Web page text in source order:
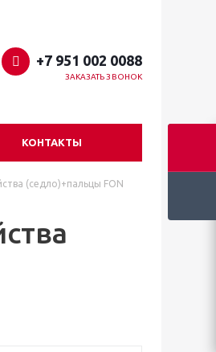
+7 951 002 0088
ЗАКАЗАТЬ ЗВОНОК
КОНТАКТЫ
(седло)+пальцы FON